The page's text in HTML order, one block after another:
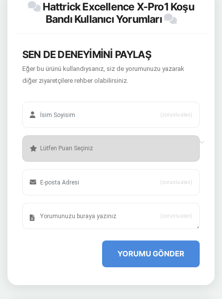
Hattrick Excellence X-Pro1 Koşu
Bandı Kullanıcı Yorumları
SEN DE DENEYİMİNİ PAYLAŞ
Eğer bu ürünü kullandıysanız, siz de yorumunuzu yazarak
diğer ziyaretçilere rehber olabilirsiniz.
(zorunlu alan)
(zorunlu alan)
(zorunlu alan)
YORUMU GÖNDER